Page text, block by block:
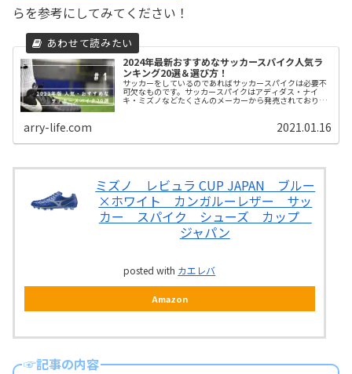
らを参考にしてみてください！
2024年最新おすすめなサッカースパイク人気ラ
ンキング20選＆選び方！
サッカーをしているのであればサッカースパイクは必要不
可欠なものです。サッカースパイクはアディダス・ナイ
キ・ミズノなどたくさんのメーカーから発売されておりど
イクの選び方からおすすめのサッカースパイクを紹介しま
arry-life.com 2021.01.16
ミズノ レビュラ CUP JAPAN ブルー
×ホワイト カンガルーレザー サッ
カー スパイク シューズ カップ
ジャパン
posted with カエレバ
Amazon
☞記事の内容